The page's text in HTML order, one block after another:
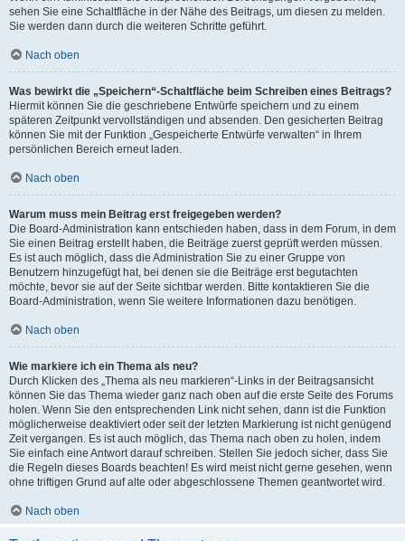
sehen Sie eine Schaltfläche in der Nähe des Beitrags, um diesen zu melden.
Sie werden dann durch die weiteren Schritte geführt.
Nach oben
Was bewirkt die „Speichern“-Schaltfläche beim Schreiben eines Beitrags?
Hiermit können Sie die geschriebene Entwürfe speichern und zu einem
späteren Zeitpunkt vervollständigen und absenden. Den gesicherten Beitrag
können Sie mit der Funktion „Gespeicherte Entwürfe verwalten“ in Ihrem
persönlichen Bereich erneut laden.
Nach oben
Warum muss mein Beitrag erst freigegeben werden?
Die Board-Administration kann entschieden haben, dass in dem Forum, in dem
Sie einen Beitrag erstellt haben, die Beiträge zuerst geprüft werden müssen.
Es ist auch möglich, dass die Administration Sie zu einer Gruppe von
Benutzern hinzugefügt hat, bei denen sie die Beiträge erst begutachten
möchte, bevor sie auf der Seite sichtbar werden. Bitte kontaktieren Sie die
Board-Administration, wenn Sie weitere Informationen dazu benötigen.
Nach oben
Wie markiere ich ein Thema als neu?
Durch Klicken des „Thema als neu markieren“-Links in der Beitragsansicht
können Sie das Thema wieder ganz nach oben auf die erste Seite des Forums
holen. Wenn Sie den entsprechenden Link nicht sehen, dann ist die Funktion
möglicherweise deaktiviert oder seit der letzten Markierung ist nicht genügend
Zeit vergangen. Es ist auch möglich, das Thema nach oben zu holen, indem
Sie einfach eine Antwort darauf schreiben. Stellen Sie jedoch sicher, dass Sie
die Regeln dieses Boards beachten! Es wird meist nicht gerne gesehen, wenn
ohne triftigen Grund auf alte oder abgeschlossene Themen geantwortet wird.
Nach oben